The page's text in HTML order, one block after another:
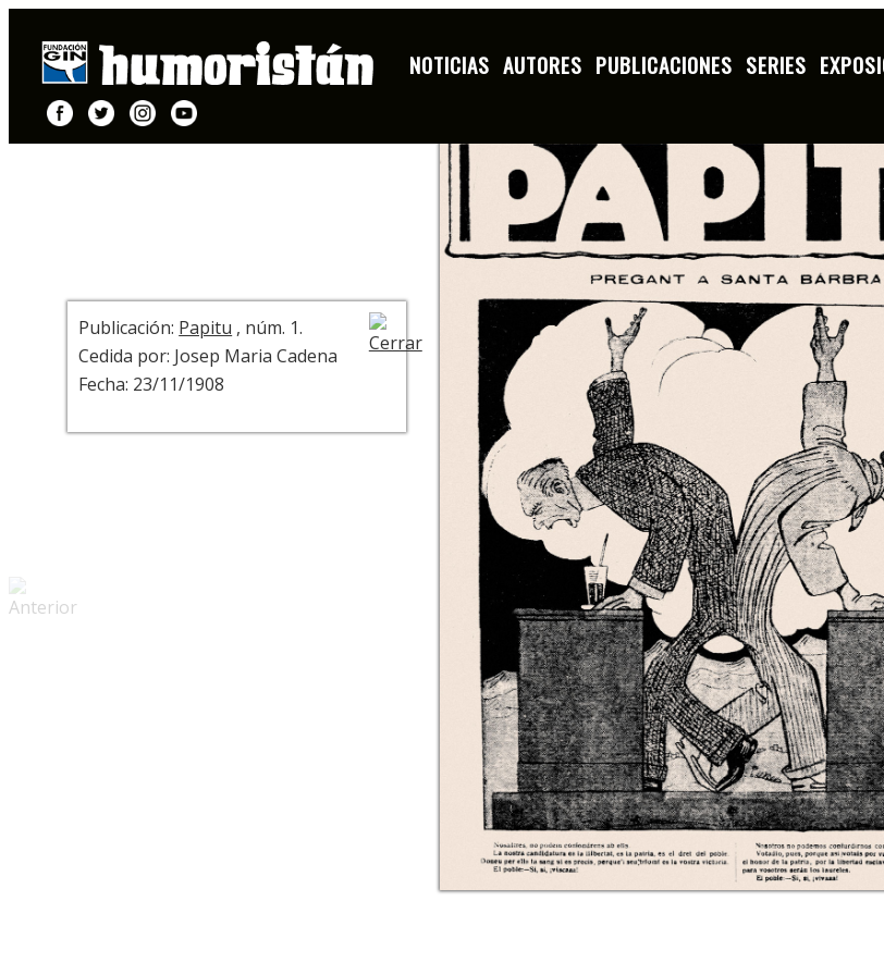
NOTICIAS AUTORES PUBLICACIONES SERIES
+ INFO
Publicación: Papitu , núm. 1.
Cedida por: Josep Maria Cadena
Fecha: 23/11/1908